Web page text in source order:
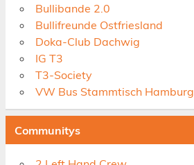
Bullibande 2.0
Bullifreunde Ostfriesland
Doka-Club Dachwig
IG T3
T3-Society
VW Bus Stammtisch Hamburg
Communitys